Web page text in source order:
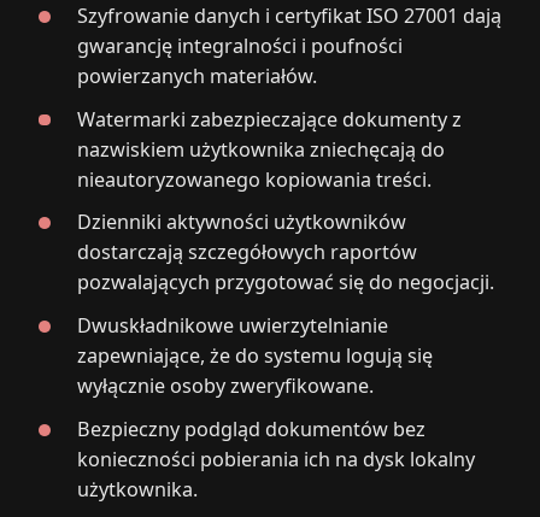
Szyfrowanie danych i certyfikat ISO 27001 dają
gwarancję integralności i poufności
powierzanych materiałów.
Watermarki zabezpieczające dokumenty z
nazwiskiem użytkownika zniechęcają do
nieautoryzowanego kopiowania treści.
Dzienniki aktywności użytkowników
dostarczają szczegółowych raportów
pozwalających przygotować się do negocjacji.
Dwuskładnikowe uwierzytelnianie
zapewniające, że do systemu logują się
wyłącznie osoby zweryfikowane.
Bezpieczny podgląd dokumentów bez
konieczności pobierania ich na dysk lokalny
użytkownika.